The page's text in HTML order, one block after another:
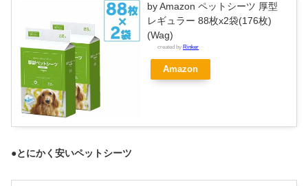
by Amazon ペットシーツ 厚型
レギュラー 88枚x2袋(176枚)
(Wag)
created by Rinker
Amazon
●とにかく安いペットシーツ